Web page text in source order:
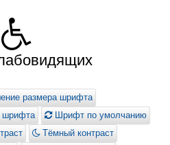
размера шрифта
шрифта
Шрифт по умолчанию
Тёмный контраст